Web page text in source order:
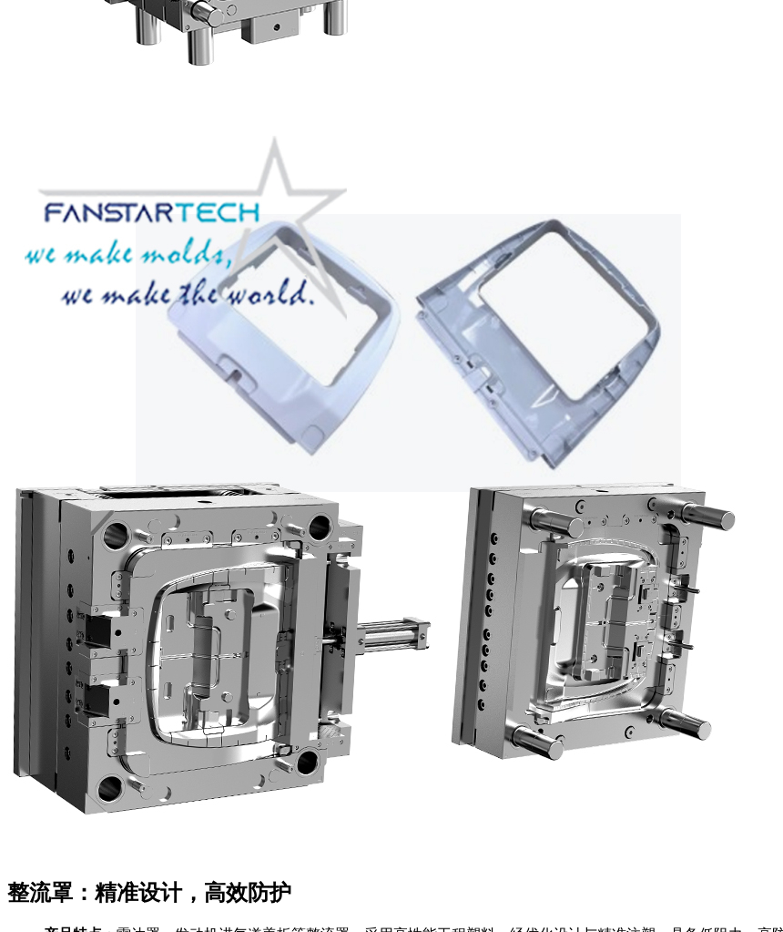
整流罩：精准设计，高效防护